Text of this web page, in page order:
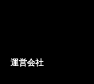
運営会社